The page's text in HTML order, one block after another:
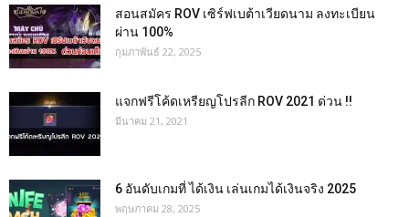
สอนสมัคร ROV เซิร์ฟเบต้าเวียดนาม ลงทะเบียน
ผ่าน 100%
กุมภาพันธ์ 22, 2025
แจกฟรีโค้ดเหรียญโปรลีก ROV 2021 ด่วน !!
มีนาคม 21, 2021
6 อันดับเกมที่ ได้เงิน เล่นเกมได้เงินจริง 2025
พฤษภาคม 28, 2025